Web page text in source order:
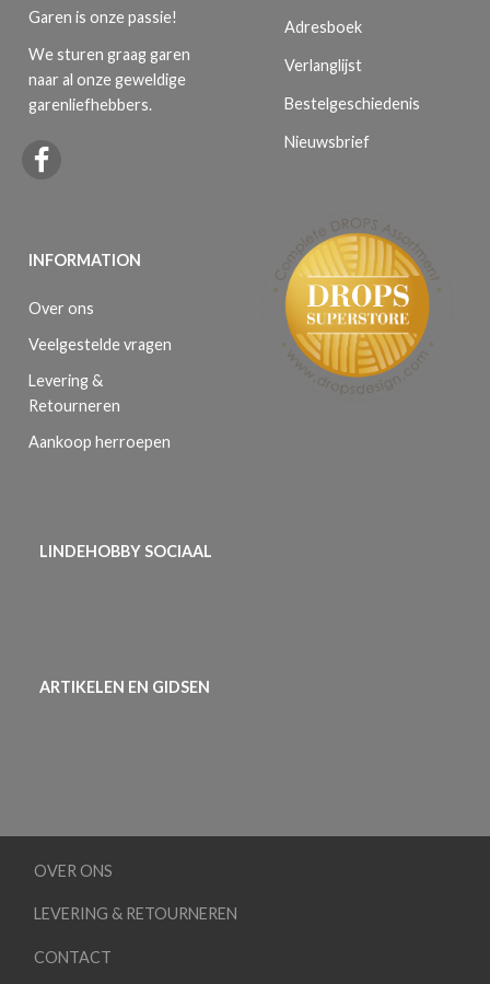
Garen is onze passie!
We sturen graag garen
naar al onze geweldige
garenliefhebbers.
INFORMATION
Over ons
Veelgestelde vragen
Levering &
Retourneren
Aankoop herroepen
Adresboek
Verlanglijst
Bestelgeschiedenis
Nieuwsbrief
LINDEHOBBY SOCIAAL
ARTIKELEN EN GIDSEN
OVER ONS
LEVERING & RETOURNEREN
CONTACT